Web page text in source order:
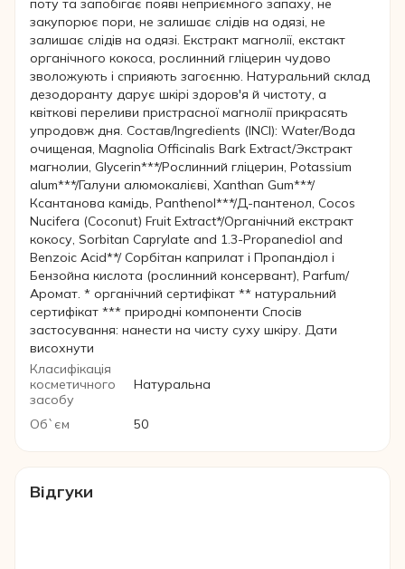
поту та запобігає появі неприємного запаху, не
закупорює пори, не залишає слідів на одязі, не
залишає слідів на одязі. Екстракт магнолії, екстакт
органічного кокоса, рослинний гліцерин чудово
зволожують і сприяють загоєнню. Натуральний склад
дезодоранту дарує шкірі здоров'я й чистоту, а
квіткові переливи пристрасної магнолії прикрасять
упродовж дня. Состав/Ingredients (INCI): Water/Вода
очищеная, Magnolia Officinalis Bark Extract/Экстракт
магнолии, Glycerin***/Рослинний гліцерин, Potassium
alum***/Галуни алюмокалієві, Xanthan Gum***/
Ксантанова камідь, Panthenol***/Д-пантенол, Cocos
Nucifera (Coconut) Fruit Extract*/Органічний екстракт
кокосу, Sorbitan Caprylate and 1.3-Propanediol and
Benzoic Acid**/ Сорбітан каприлат і Пропандіол і
Бензойна кислота (рослинний консервант), Parfum/
Аромат. * органічний сертифікат ** натуральний
сертифікат *** природні компоненти Спосів
застосування: нанести на чисту суху шкіру. Дати
висохнути
Класифікація
косметичного
засобу
Натуральна
Об`єм 50
Відгуки